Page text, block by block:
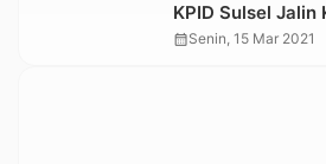
KPID Sulsel Jalin
Pendamping Desa
calendar_monthSenin, 15 Mar 2021